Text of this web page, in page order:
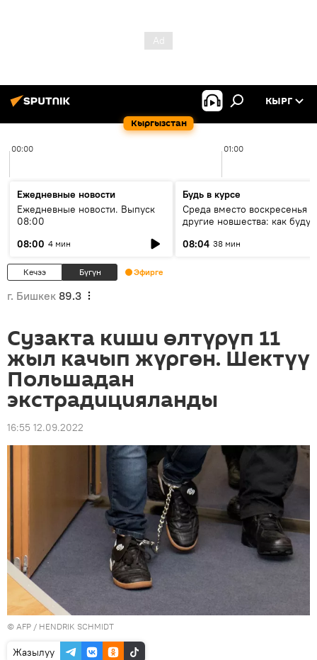
Кыргызстан
КЫРГ
00:00 01:00
Ежедневные новости
Ежедневные новости. Выпуск
08:00
08:00 4 мин
Будь в курсе
Среда вместо воскресенья и
другие новшества: как будут
08:04 38 мин
Кечээ Бүгүн Эфирге
г. Бишкек 89.3
Сузакта киши өлтүрүп 11
жыл качып жүргөн. Шектүү
Польшадан
экстрадицияланды
16:55 12.09.2022
© AFP / HENDRIK SCHMIDT
Жазылуу